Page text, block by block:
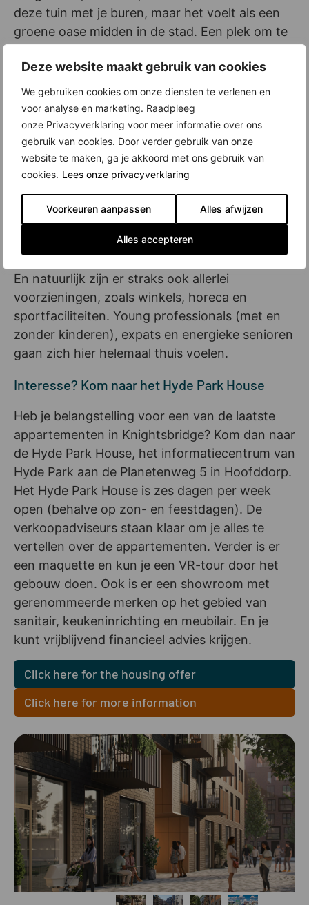
Deze website maakt gebruik van cookies
We gebruiken cookies om onze diensten te verlenen en
voor analyse en marketing. Raadpleeg
onze Privacyverklaring voor meer informatie over ons
gebruik van cookies. Door verder gebruik van onze
website te maken, ga je akkoord met ons gebruik van
cookies. Lees onze privacyverklaring
Voorkeuren aanpassen Alles afwijzen
Alles accepteren
deze tuin met je buren, maar het voelt als een
groene oase midden in de stad. Een plek om te
international allure in the Amsterdam region
Hyde Park wordt een stadswijk van
internationale allure in de Metropoolregio
Amsterdam. De wijk krijgt zo’n 3.800 premium
stadspark. Brede boulevards, een fraai
stadspark, schitterende binnentuinen, de
nabijheid van NS-station Hoofddorp, en
En natuurlijk zijn er straks ook allerlei
voorzieningen, zoals winkels, horeca en
sportfaciliteiten. Young professionals (met en
zonder kinderen), expats en energieke senioren
gaan zich hier helemaal thuis voelen.
Interesse? Kom naar het Hyde Park House
Heb je belangstelling voor een van de laatste
appartementen in Knightsbridge? Kom dan naar
de Hyde Park House, het informatiecentrum van
Hyde Park aan de Planetenweg 5 in Hoofddorp.
Het Hyde Park House is zes dagen per week
open (behalve op zon- en feestdagen). De
verkoopadviseurs staan klaar om je alles te
vertellen over de appartementen. Verder is er
een maquette en kun je een VR-tour door het
gebouw doen. Ook is er een showroom met
gerenommeerde merken op het gebied van
sanitair, keukeninrichting en meubilair. En je
kunt vrijblijvend financieel advies krijgen.
Click here for the housing offer
Click here for more information